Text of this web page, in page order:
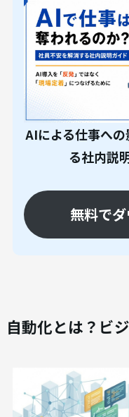
AIによる仕事へ
る社内説
無料で
自動化とは？ビ